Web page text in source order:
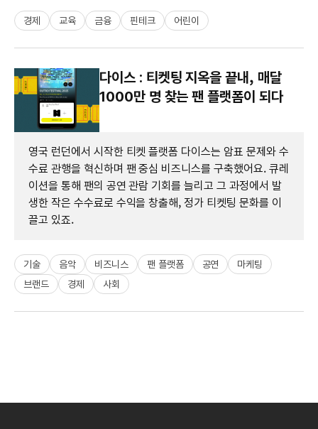
경제 교육 금융 핀테크 어린이
다이스 : 티켓팅 지옥을 끝내, 매달
1000만 명 찾는 팬 플랫폼이 되다
영국 런던에서 시작한 티켓 플랫폼 다이스는 암표 문제와 수
수료 관행을 혁신하며 팬 중심 비즈니스를 구축했어요. 큐레
이션을 통해 팬의 공연 관람 기회를 늘리고 그 과정에서 발
생한 작은 수수료로 수익을 창출해, 정가 티켓팅 문화를 이
끌고 있죠.
기술 음악 비즈니스 팬 플랫폼 공연
마케팅
브랜드
경제 사회